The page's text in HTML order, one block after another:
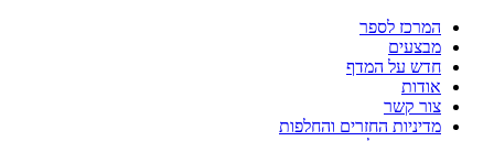
המרכז לספר
מבצעים
חדש על המדף
אודות
צור קשר
מדיניות החזרים והחלפות